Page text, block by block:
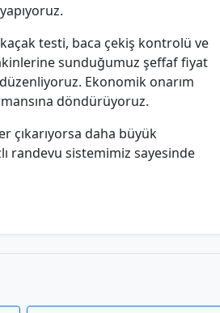
testi, baca çekiş kontrolü ve
sunduğumuz şeffaf fiyat
Ekonomik onarım
döndürüyoruz.
çıkarıyorsa daha büyük
randevu sistemimiz sayesinde